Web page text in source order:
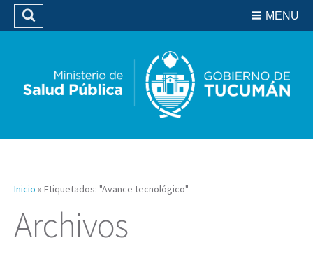
Biblioteca
MENU
Buscar
Inicio » Etiquetados: "Avance tecnológico"
Archivos